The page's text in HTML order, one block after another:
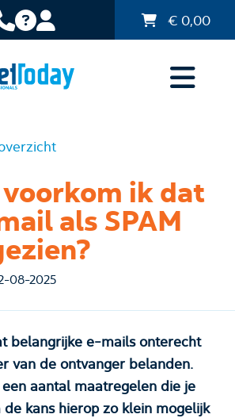
€ 0,00
als SPAM
08-2025
belangrijke e-mails onterecht
van de ontvanger belanden.
aantal maatregelen die je
kans hierop zo klein mogelijk